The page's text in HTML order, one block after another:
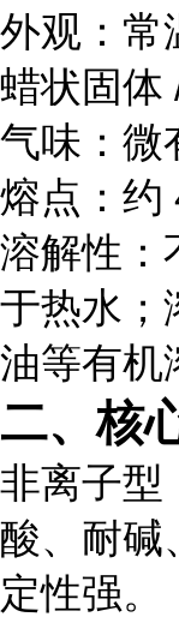
外观：常
蜡状固体
气味：微
熔点：
溶解性：
于热水；
油等有机
二、核
非离子型
酸、耐碱
定性强。